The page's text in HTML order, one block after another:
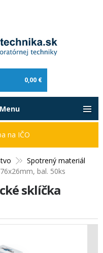
0,00 €
Spotrený materiál
bal. 50ks
sklíčka
na IČO
Menu